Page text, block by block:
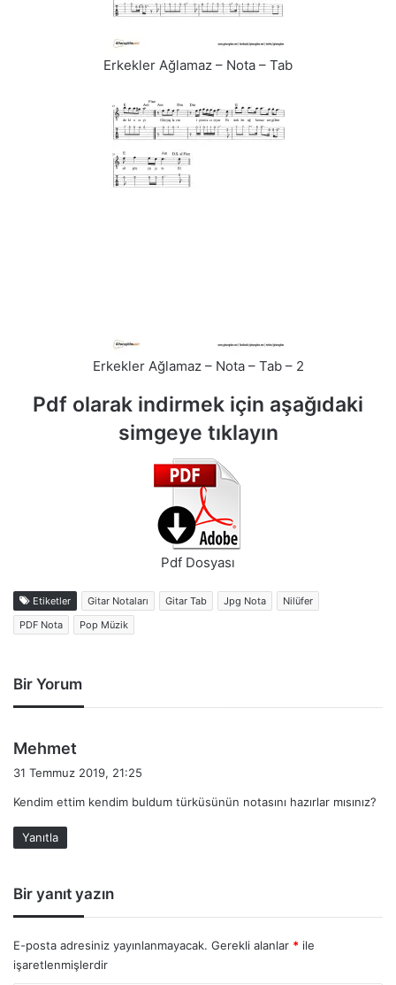
Erkekler Ağlamaz – Nota – Tab
Erkekler Ağlamaz – Nota – Tab – 2
Pdf olarak indirmek için aşağıdaki
simgeye tıklayın
Pdf Dosyası
Etiketler Gitar Notaları Gitar Tab Jpg Nota
Nilüfer
PDF Nota
Pop Müzik
Bir Yorum
Mehmet
i
31 Temmuz 2019, 21:25
Kendim ettim kendim buldum türküsünün notasını hazırlar mısınız?
Yanıtla
Bir yanıt yazın
E-posta adresiniz yayınlanmayacak. Gerekli alanlar * ile
işaretlenmişlerdir